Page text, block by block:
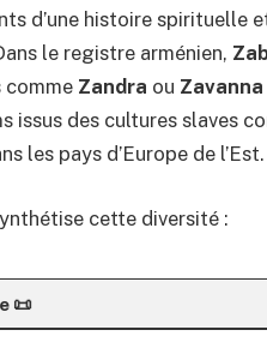
d’une histoire spirituelle
le registre arménien,
comme Zandra ou Zavanna
issus des cultures slaves
les pays d’Europe de l’Est.
cette diversité :
📜